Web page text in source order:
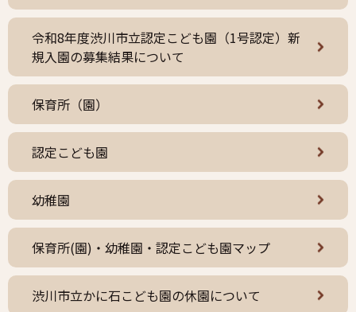
令和8年度渋川市立認定こども園（1号認定）新
規入園の募集結果について
保育所（園）
認定こども園
幼稚園
保育所(園)・幼稚園・認定こども園マップ
渋川市立かに石こども園の休園について